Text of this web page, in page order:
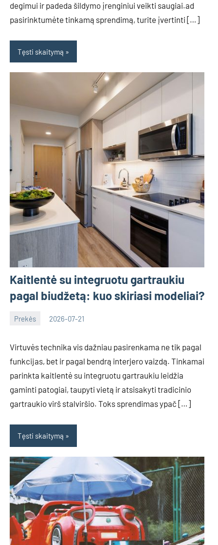
degimui ir padeda šildymo įrenginiui veikti saugiai.ad
pasirinktumėte tinkamą sprendimą, turite įvertinti […]
Tęsti skaitymą
Kaitlentė su integruotu gartraukiu
pagal biudžetą: kuo skiriasi modeliai?
Prekės 2026-07-21
Virtuvės technika vis dažniau pasirenkama ne tik pagal
funkcijas, bet ir pagal bendrą interjero vaizdą. Tinkamai
parinkta kaitlentė su integruotu gartraukiu leidžia
gaminti patogiai, taupyti vietą ir atsisakyti tradicinio
gartraukio virš stalviršio. Toks sprendimas ypač […]
Tęsti skaitymą